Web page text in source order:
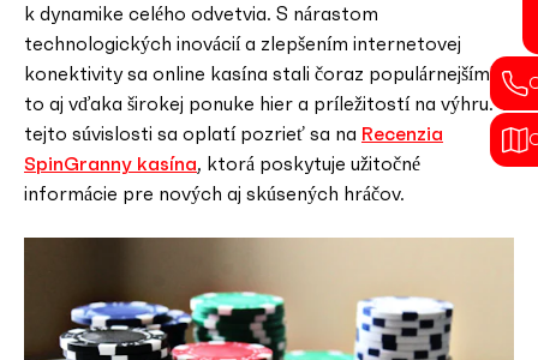
k dynamike celého odvetvia. S nárastom
technologických inovácií a zlepšením internetovej
konektivity sa online kasína stali čoraz populárnejšími, a
to aj vďaka širokej ponuke hier a príležitostí na výhru. V
tejto súvislosti sa oplatí pozrieť sa na Recenzia
SpinGranny kasína, ktorá poskytuje užitočné
informácie pre nových aj skúsených hráčov.